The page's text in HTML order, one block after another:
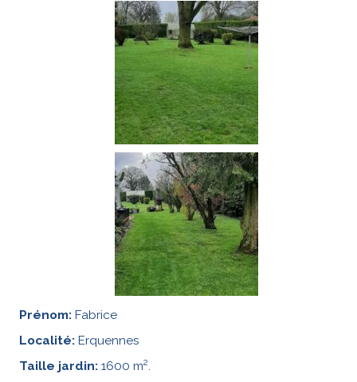
Prénom: Fabrice
Localité: Erquennes
Taille jardin: 1600 m2.